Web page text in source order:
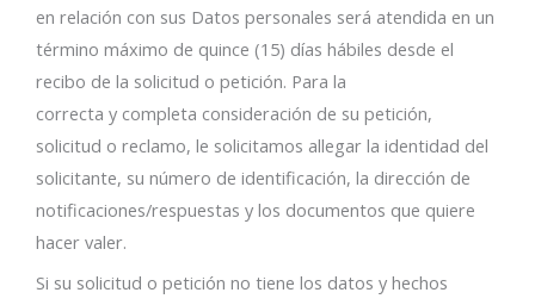
en relación con sus Datos personales será atendida en un
término máximo de quince (15) días hábiles desde el
recibo de la solicitud o petición. Para la
correcta y completa consideración de su petición,
solicitud o reclamo, le solicitamos allegar la identidad del
solicitante, su número de identificación, la dirección de
notificaciones/respuestas y los documentos que quiere
hacer valer.
Si su solicitud o petición no tiene los datos y hechos